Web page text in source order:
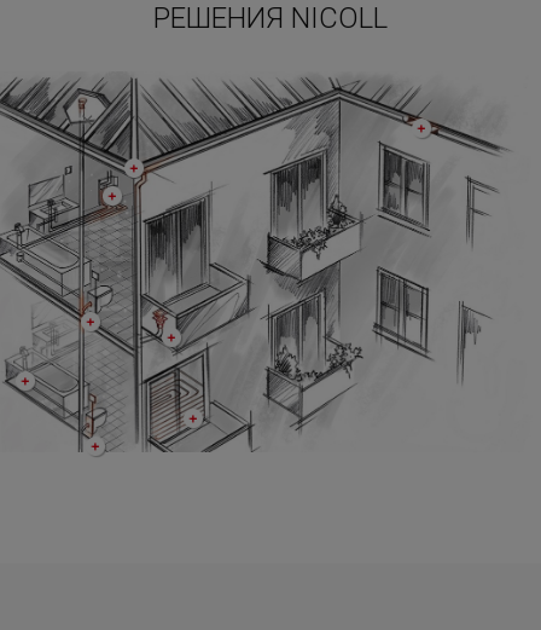
РЕШЕНИЯ NICOLL